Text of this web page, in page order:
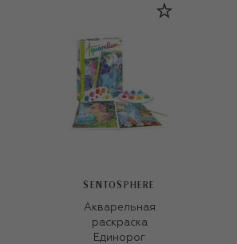
SENTOSPHERE
Акварельная
раскраска
Единорог